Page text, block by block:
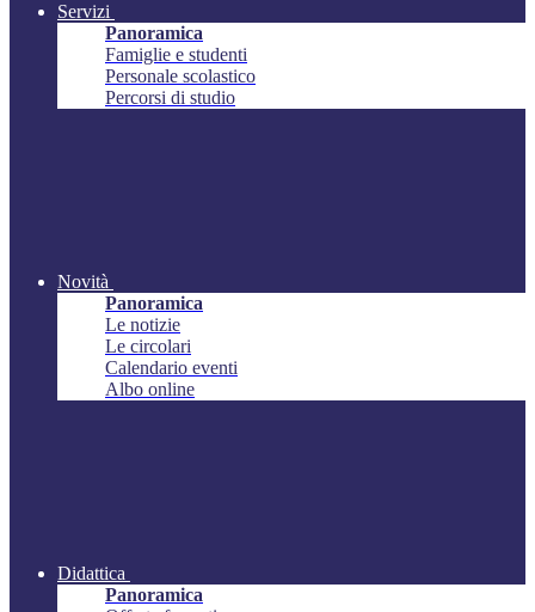
Servizi
Panoramica
Famiglie e studenti
Personale scolastico
Percorsi di studio
Novità
Panoramica
Le notizie
Le circolari
Calendario eventi
Albo online
Didattica
Panoramica